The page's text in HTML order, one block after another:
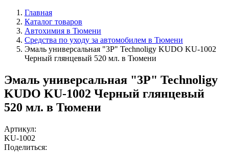
Главная
Каталог товаров
Автохимия в Тюмени
Средства по уходу за автомобилем в Тюмени
Эмаль универсальная "3P" Technoligy KUDO KU-1002
Черный глянцевый 520 мл. в Тюмени
Эмаль универсальная "3P" Technoligy
KUDO KU-1002 Черный глянцевый
520 мл. в Тюмени
Артикул:
KU-1002
Поделиться: